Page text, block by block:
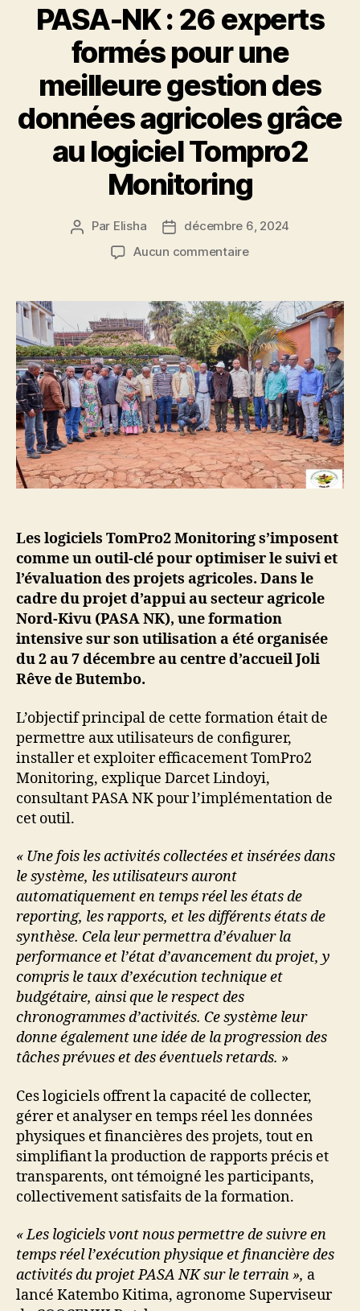
PASA-NK : 26 experts
formés pour une
meilleure gestion des
données agricoles grâce
au logiciel Tompro2
Monitoring
Par Elisha
décembre 6, 2024
Aucun commentaire
Les logiciels TomPro2 Monitoring s’imposent
comme un outil-clé pour optimiser le suivi et
l’évaluation des projets agricoles. Dans le
cadre du projet d’appui au secteur agricole
Nord-Kivu (PASA NK), une formation
intensive sur son utilisation a été organisée
du 2 au 7 décembre au centre d’accueil Joli
Rêve de Butembo.
L’objectif principal de cette formation était de
permettre aux utilisateurs de configurer,
installer et exploiter efficacement TomPro2
Monitoring, explique Darcet Lindoyi,
consultant PASA NK pour l’implémentation de
cet outil.
« Une fois les activités collectées et insérées dans
le système, les utilisateurs auront
automatiquement en temps réel les états de
reporting, les rapports, et les différents états de
synthèse. Cela leur permettra d’évaluer la
performance et l’état d’avancement du projet, y
compris le taux d’exécution technique et
budgétaire, ainsi que le respect des
chronogrammes d’activités. Ce système leur
donne également une idée de la progression des
tâches prévues et des éventuels retards. »
Ces logiciels offrent la capacité de collecter,
gérer et analyser en temps réel les données
physiques et financières des projets, tout en
simplifiant la production de rapports précis et
transparents, ont témoigné les participants,
collectivement satisfaits de la formation.
« Les logiciels vont nous permettre de suivre en
temps réel l’exécution physique et financière des
activités du projet PASA NK sur le terrain », a
lancé Katembo Kitima, agronome Superviseur